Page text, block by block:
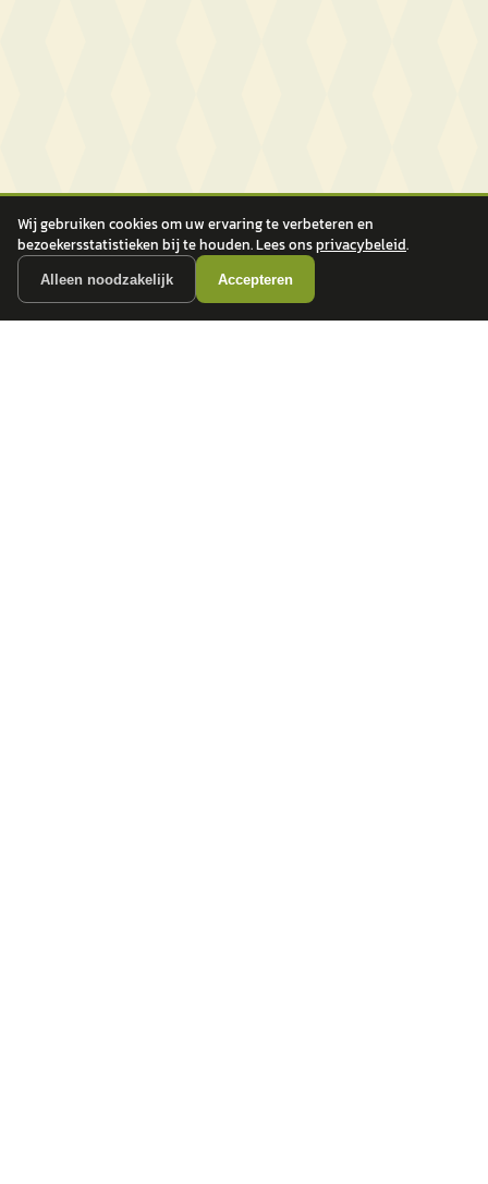
Wij gebruiken cookies om uw ervaring te verbeteren en
bezoekersstatistieken bij te houden. Lees onsprivacybeleid.
Alleen noodzakelijk Accepteren